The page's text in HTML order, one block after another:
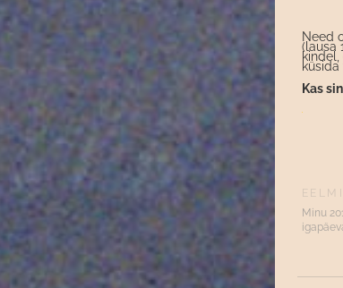
Need
(lausa
Kas
Minu